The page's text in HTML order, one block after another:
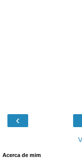
‹
Acerca de mim